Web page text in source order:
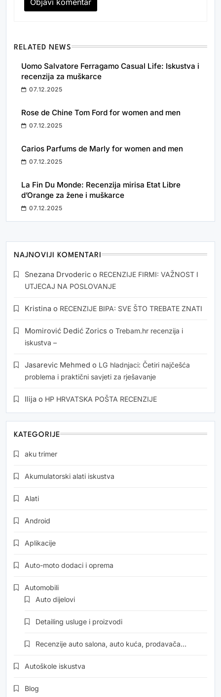
RELATED NEWS
Uomo Salvatore Ferragamo Casual Life: Iskustva i
recenzija za muškarce
07.12.2025
Rose de Chine Tom Ford for women and men
07.12.2025
Carios Parfums de Marly for women and men
07.12.2025
La Fin Du Monde: Recenzija mirisa Etat Libre
d’Orange za žene i muškarce
07.12.2025
NAJNOVIJI KOMENTARI
Snezana Drvoderic o RECENZIJE FIRMI: VAŽNOST I
UTJECAJ NA POSLOVANJE
Kristina o RECENZIJE BIPA: SVE ŠTO TREBATE ZNATI
Momirović Dedić Zorics o Trebam.hr recenzija i
iskustva –
Jasarevic Mehmed o LG hladnjaci: Četiri najčešća
problema i praktični savjeti za rješavanje
Ilija o HP HRVATSKA POŠTA RECENZIJE
KATEGORIJE
aku trimer
Akumulatorski alati iskustva
Alati
Android
Aplikacije
Auto-moto dodaci i oprema
Automobili
Auto dijelovi
Detailing usluge i proizvodi
Recenzije auto salona, auto kuća, prodavača…
Autoškole iskustva
Blog